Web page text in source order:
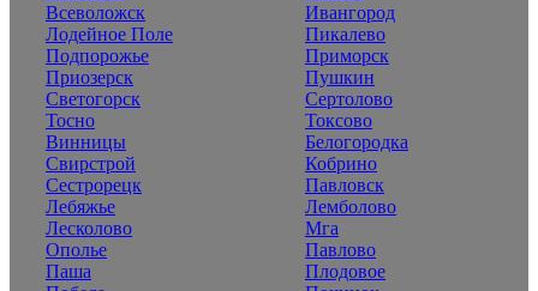
Всеволожск
Ивангород
Лодейное Поле
Пикалево
Подпорожье
Приморск
Приозерск
Пушкин
Светогорск
Сертолово
Тосно
Токсово
Винницы
Белогородка
Свирстрой
Кобрино
Сестрорецк
Павловск
Лебяжье
Лемболово
Лесколово
Мга
Ополье
Павлово
Паша
Плодовое